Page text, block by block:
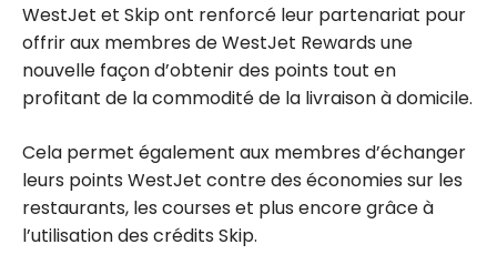
WestJet et Skip ont renforcé leur partenariat pour
offrir aux membres de WestJet Rewards une
nouvelle façon d’obtenir des points tout en
profitant de la commodité de la livraison à domicile.
Cela permet également aux membres d’échanger
leurs points WestJet contre des économies sur les
restaurants, les courses et plus encore grâce à
l’utilisation des crédits Skip.